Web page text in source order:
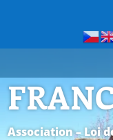
Association – Loi